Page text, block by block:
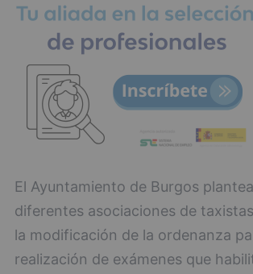
El Ayuntamiento de Burgos
diferentes asociaciones de
la modificación de la ordenanza
realización de exámenes que